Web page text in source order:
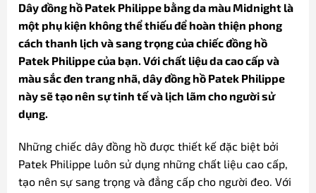
Dây đồng hồ Patek Philippe bằng da màu Midnight là
một phụ kiện không thể thiếu để hoàn thiện phong
cách thanh lịch và sang trọng của chiếc đồng hồ
Patek Philippe của bạn. Với chất liệu da cao cấp và
màu sắc đen trang nhã, dây đồng hồ Patek Philippe
này sẽ tạo nên sự tinh tế và lịch lãm cho người sử
dụng.
Những chiếc dây đồng hồ được thiết kế đặc biệt bởi
Patek Philippe luôn sử dụng những chất liệu cao cấp,
tạo nên sự sang trọng và đẳng cấp cho người đeo. Với